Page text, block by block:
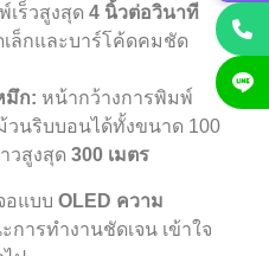
เร็วสูงสุด 4 นิ้วต่อวินาที
ล็กและบาร์โค้ดคมชัด
มึก: หน้ากว้างการพิมพ์
วนริบบอนได้ทั้งขนาด 100
วสูงสุด 300 เมตร
อแบบ OLED ความ
การทำงานชัดเจน เข้าใจ